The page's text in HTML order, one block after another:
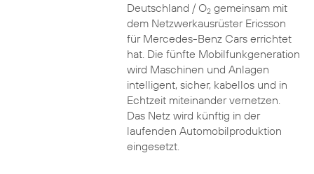
Deutschland / O2gemeinsam mit
dem Netzwerkausrüster Ericsson
für Mercedes-Benz Cars errichtet
hat. Die fünfte Mobilfunkgeneration
wird Maschinen und Anlagen
intelligent, sicher, kabellos und in
Echtzeit miteinander vernetzen.
Das Netz wird künftig in der
laufenden Automobilproduktion
eingesetzt.